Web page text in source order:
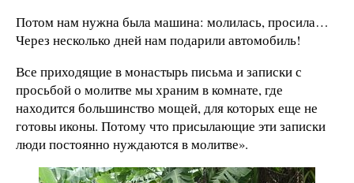
Потом нам нужна была машина: молилась, просила…
Через несколько дней нам подарили автомобиль!
Все приходящие в монастырь письма и записки с
просьбой о молитве мы храним в комнате, где
находится большинство мощей, для которых еще не
готовы иконы. Потому что присылающие эти записки
люди постоянно нуждаются в молитве».